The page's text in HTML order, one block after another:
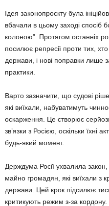
Ідея законопроєкту була
вбачали в цьому заході спосіб
колоною”. Протягом останніх
посилює репресії проти тих,
держави, і нові поправки лише
практики.
Варто зазначити, що судові
які виїхали, набуватимуть
оскарження. Це створює
зв’язки з Росією, оскільки їхні
будь-який момент.
Держдума Росії ухвалила
майно громадян, які виїхали з
держави. Цей крок підсилює
критикують режим з-за кордону.